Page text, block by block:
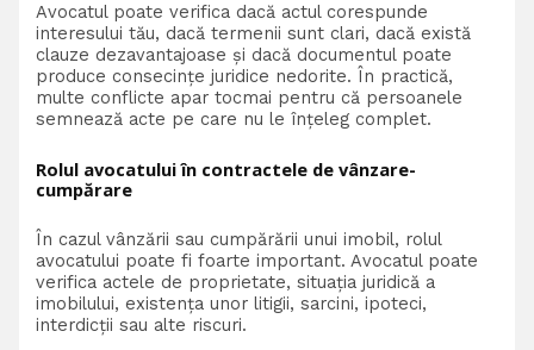
Avocatul poate verifica dacă actul corespunde
interesului tău, dacă termenii sunt clari, dacă există
clauze dezavantajoase și dacă documentul poate
produce consecințe juridice nedorite. În practică,
multe conflicte apar tocmai pentru că persoanele
semnează acte pe care nu le înțeleg complet.
Rolul avocatului în contractele de vânzare-
cumpărare
În cazul vânzării sau cumpărării unui imobil, rolul
avocatului poate fi foarte important. Avocatul poate
verifica actele de proprietate, situația juridică a
imobilului, existența unor litigii, sarcini, ipoteci,
interdicții sau alte riscuri.